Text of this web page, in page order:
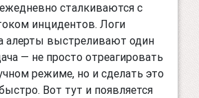
сталкиваются с
инцидентов. Логи
алерты выстреливают один
— не просто отреагировать
режиме, но и сделать это
Вот тут и появляется